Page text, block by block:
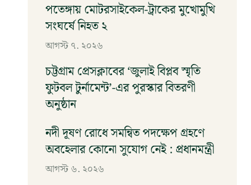
পতেঙ্গায় মোটরসাইকেল-ট্রাকের মুখোমুখি
সংঘর্ষে নিহত ২
আগস্ট ৭, ২০২৬
চট্টগ্রাম প্রেসক্লাবের ‘জুলাই বিপ্লব স্মৃতি
ফুটবল টুর্নামেন্ট’-এর পুরস্কার বিতরণী
অনুষ্ঠান
আগস্ট ৬, ২০২৬
নদী দূষণ রোধে সমন্বিত পদক্ষেপ গ্রহণে
অবহেলার কোনো সুযোগ নেই : প্রধানমন্ত্রী
আগস্ট ৬, ২০২৬